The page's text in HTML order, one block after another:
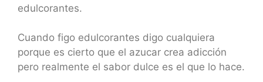
edulcorantes.
Cuando figo edulcorantes digo cualquiera
porque es cierto que el azucar crea adicción
pero realmente el sabor dulce es el que lo hace.